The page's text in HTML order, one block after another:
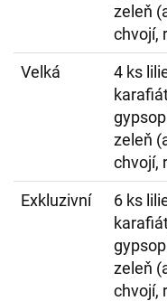
zeleň
chvojí,
Velká
4 ks
zeleň
chvojí,
Exkluzivní
6 ks
zeleň
chvojí,